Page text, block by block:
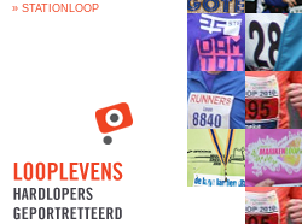
» STATIONLOOP